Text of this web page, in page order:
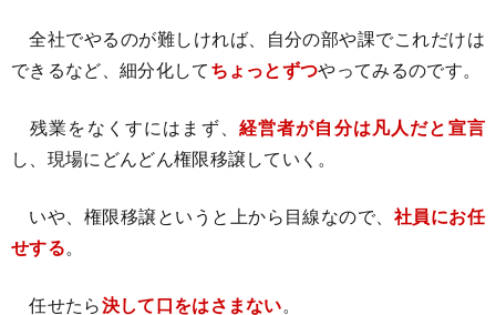
全社でやるのが難しければ、自分の部や課でこれだけは
できるなど、細分化してちょっとずつやってみるのです。
残業をなくすにはまず、 経営者が自分は凡人だと宣言
し、現場にどんどん権限移譲していく。
いや、権限移譲というと上から目線なので、 社員にお任
せする。
任せたら決して口をはさまない。